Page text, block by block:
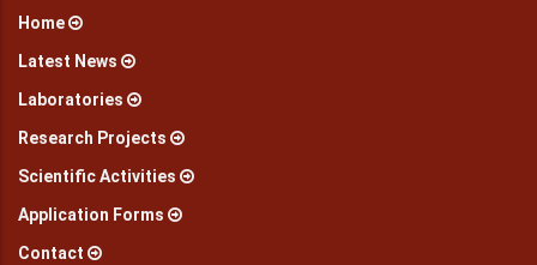
Home
Latest News
Laboratories
Research Projects
Scientific Activities
Application Forms
Contact